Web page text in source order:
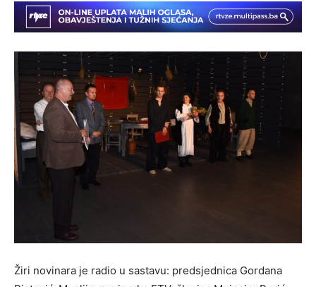
Žiri novinara je radio u sastavu: predsjednica Gordana